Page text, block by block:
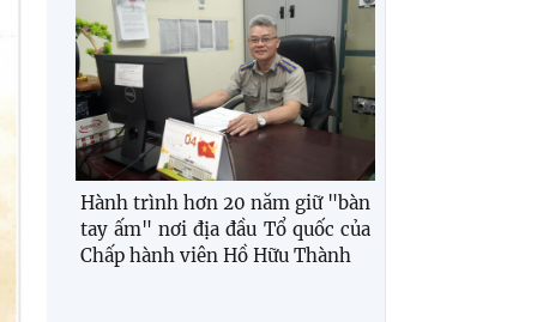
Hành trình hơn 20 năm giữ "bàn
tay ấm" nơi địa đầu Tổ quốc của
Chấp hành viên Hồ Hữu Thành